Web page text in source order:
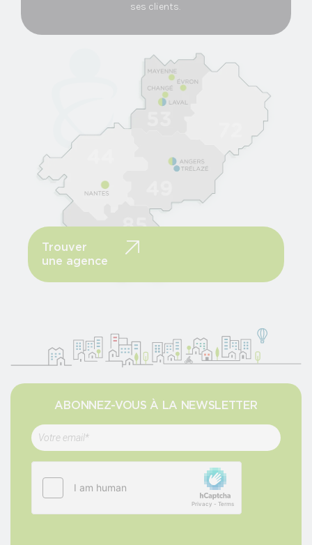
ses clients.
Trouver
une agence
ABONNEZ-VOUS À LA NEWSLETTER